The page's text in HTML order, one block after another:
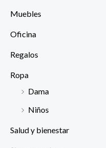
Muebles
Oficina
Regalos
Ropa
Dama
Niños
Salud y bienestar